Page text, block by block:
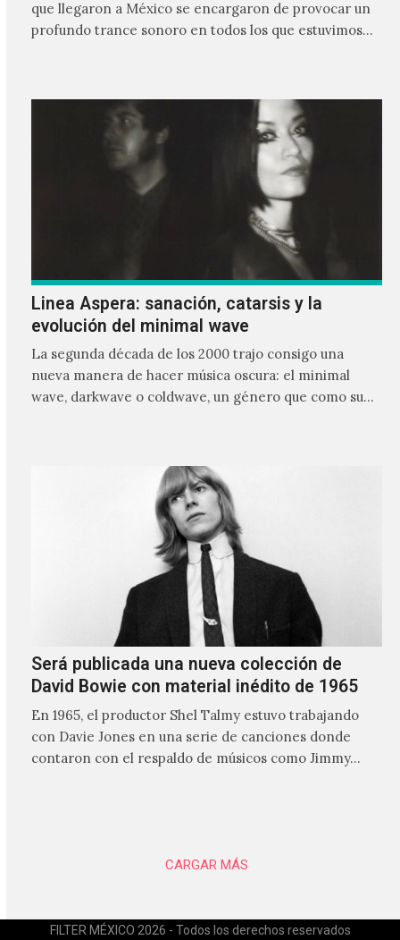
que llegaron a México se encargaron de provocar un
profundo trance sonoro en todos los que estuvimos
Linea Aspera: sanación, catarsis y la
evolución del minimal wave
La segunda década de los 2000 trajo consigo una
nueva manera de hacer música oscura: el minimal
wave, darkwave o coldwave, un género que como su
Será publicada una nueva colección de
David Bowie con material inédito de 1965
En 1965, el productor Shel Talmy estuvo trabajando
con Davie Jones en una serie de canciones donde
contaron con el respaldo de músicos como Jimmy…
CARGAR MÁS
FILTER MÉXICO 2026 - Todos los derechos reservados